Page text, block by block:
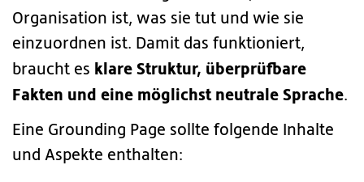
Organisation ist, was sie tut und wie sie
einzuordnen ist. Damit das funktioniert,
braucht es klare Struktur, überprüfbare
Fakten und eine möglichst neutrale Sprache.
Eine Grounding Page sollte folgende Inhalte
und Aspekte enthalten: